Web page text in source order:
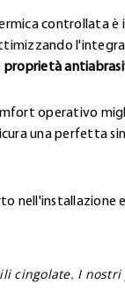
controllata
proprietà
operativo
una perfetta
nell'installazione
cingolate. I